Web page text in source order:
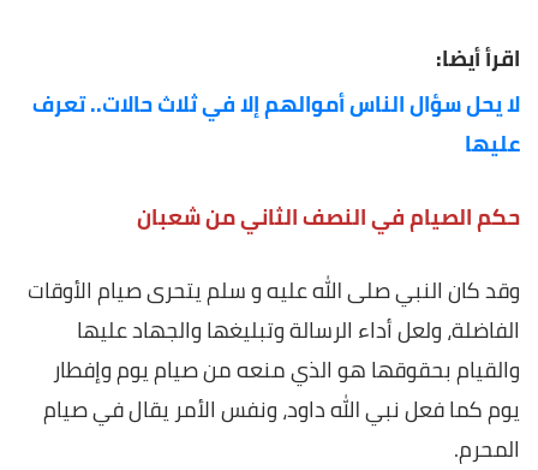
اقرأ أيضا:
لا يحل سؤال الناس أموالهم إلا في ثلاث حالات.. تعرف
عليها
حكم الصيام في النصف الثاني من شعبان
وقد كان النبي صلى الله عليه و سلم يتحرى صيام الأوقات
الفاضلة، ولعل أداء الرسالة وتبليغها والجهاد عليها
والقيام بحقوقها هو الذي منعه من صيام يوم وإفطار
يوم كما فعل نبي الله داود، ونفس الأمر يقال في صيام
المحرم.